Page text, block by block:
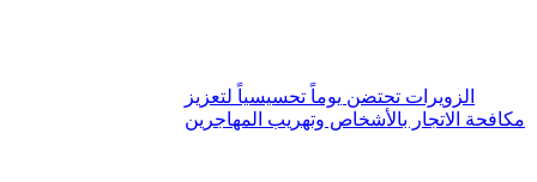
الزويرات تحتضن يوماً تحسيسياً لتعزيز
مكافحة الاتجار بالأشخاص وتهريب المهاجرين